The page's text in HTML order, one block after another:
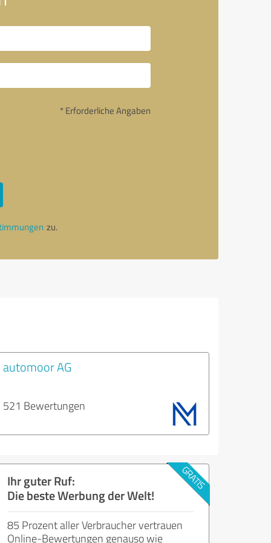
* Erforderliche Angaben
zu.
automoor AG
521 Bewertungen
Ihr guter Ruf:
Die beste Werbung der Welt!
85 Prozent aller Verbraucher vertrauen
Online-Bewertungen genauso wie